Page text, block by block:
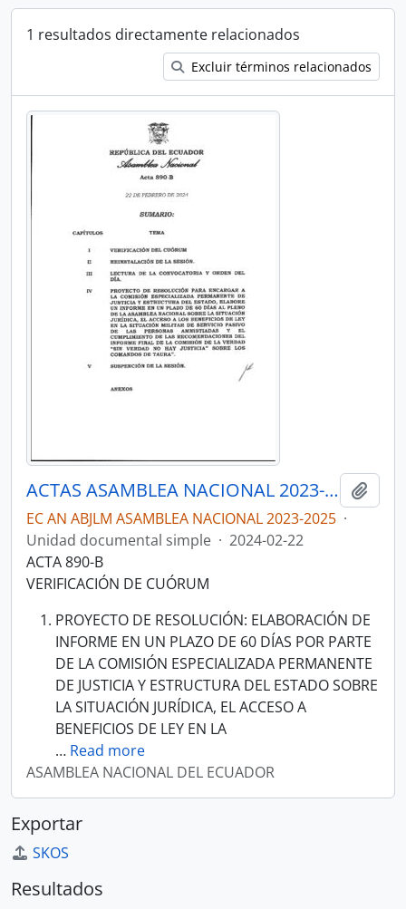
1 resultados directamente relacionados
Excluir términos relacionados
ACTAS ASAMBLEA NACIONAL 2023-2025
EC AN ABJLM ASAMBLEA NACIONAL 2023-2025 ·
Unidad documental simple · 2024-02-22
ACTA 890-B
VERIFICACIÓN DE CUÓRUM
PROYECTO DE RESOLUCIÓN: ELABORACIÓN DE
INFORME EN UN PLAZO DE 60 DÍAS POR PARTE
DE LA COMISIÓN ESPECIALIZADA PERMANENTE
DE JUSTICIA Y ESTRUCTURA DEL ESTADO SOBRE
LA SITUACIÓN JURÍDICA, EL ACCESO A
BENEFICIOS DE LEY EN LA
… Read more
ASAMBLEA NACIONAL DEL ECUADOR
Exportar
SKOS
Resultados